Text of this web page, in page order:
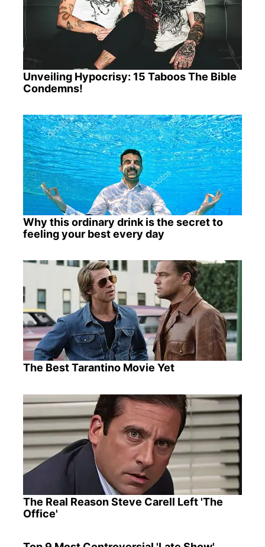
Unveiling Hypocrisy: 15 Taboos The Bible
Condemns!
Why this ordinary drink is the secret to
feeling your best every day
The Best Tarantino Movie Yet
The Real Reason Steve Carell Left 'The
Office'